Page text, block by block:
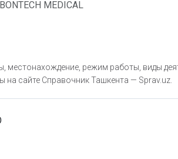
BONTECH MEDICAL
местонахождение, режим работы, виды
сайте Справочник Ташкента — Sprav.uz.